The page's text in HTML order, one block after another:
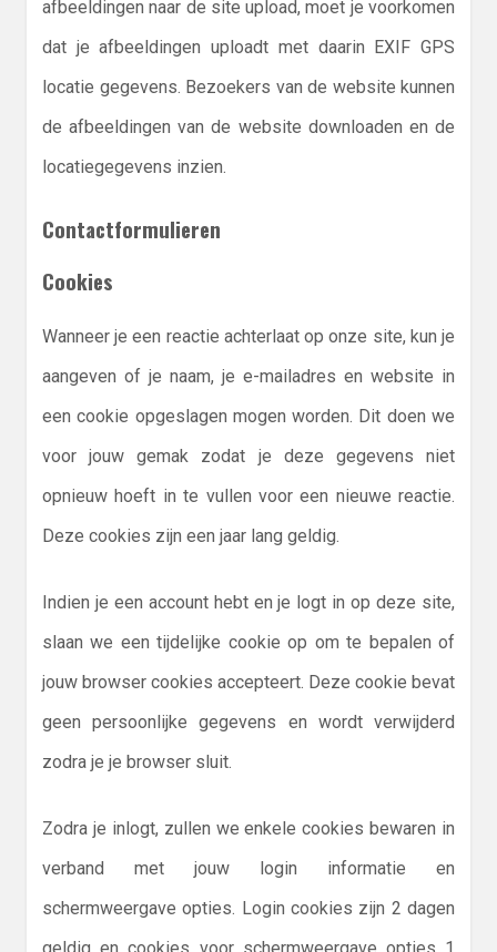
afbeeldingen naar de site upload, moet je voorkomen
dat je afbeeldingen uploadt met daarin EXIF GPS
locatie gegevens. Bezoekers van de website kunnen
de afbeeldingen van de website downloaden en de
locatiegegevens inzien.
Contactformulieren
Cookies
Wanneer je een reactie achterlaat op onze site, kun je
aangeven of je naam, je e-mailadres en website in
een cookie opgeslagen mogen worden. Dit doen we
voor jouw gemak zodat je deze gegevens niet
opnieuw hoeft in te vullen voor een nieuwe reactie.
Deze cookies zijn een jaar lang geldig.
Indien je een account hebt en je logt in op deze site,
slaan we een tijdelijke cookie op om te bepalen of
jouw browser cookies accepteert. Deze cookie bevat
geen persoonlijke gegevens en wordt verwijderd
zodra je je browser sluit.
Zodra je inlogt, zullen we enkele cookies bewaren in
verband met jouw login informatie en
schermweergave opties. Login cookies zijn 2 dagen